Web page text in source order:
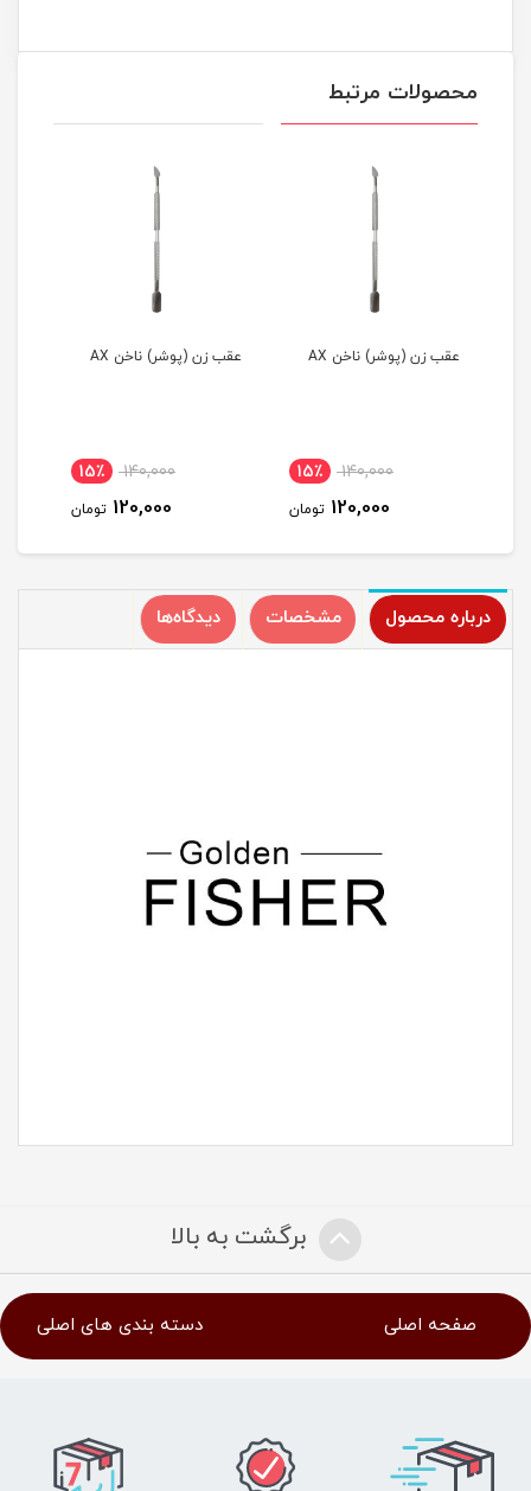
محصولات مرتبط
عقب زن (پوشر) ناخن AX
140,000 15٪
120,000 تومان
عقب زن (پوشر) ناخن AX
140,000 15٪
120,000 تومان
درباره محصول مشخصات دیدگاه‌ها
برگشت به بالا
صفحه اصلی دسته بندی های اصلی